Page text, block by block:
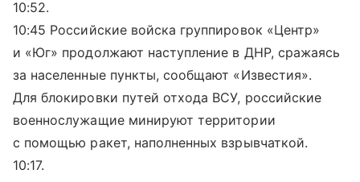
10:52.
10:45 Российские войска группировок «Центр»
и «Юг» продолжают наступление в ДНР, сражаясь
за населенные пункты, сообщают «Известия».
Для блокировки путей отхода ВСУ, российские
военнослужащие минируют территории
с помощью ракет, наполненных взрывчаткой.
10:17.